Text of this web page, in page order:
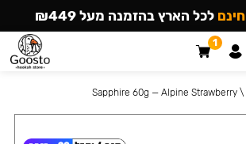
\
Sapphire 60g — Alpine Strawberry
חינם לכל הארץ בהזמנה מעל ₪449
1